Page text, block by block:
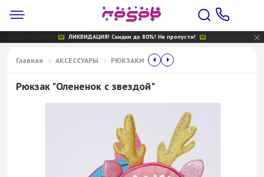
ЛИКВИДАЦИЯ! Скидки до 80%! Не пропусти!
Главная АКСЕССУАРЫ РЮКЗАКИ
Рюкзак "Олененок с звездой"